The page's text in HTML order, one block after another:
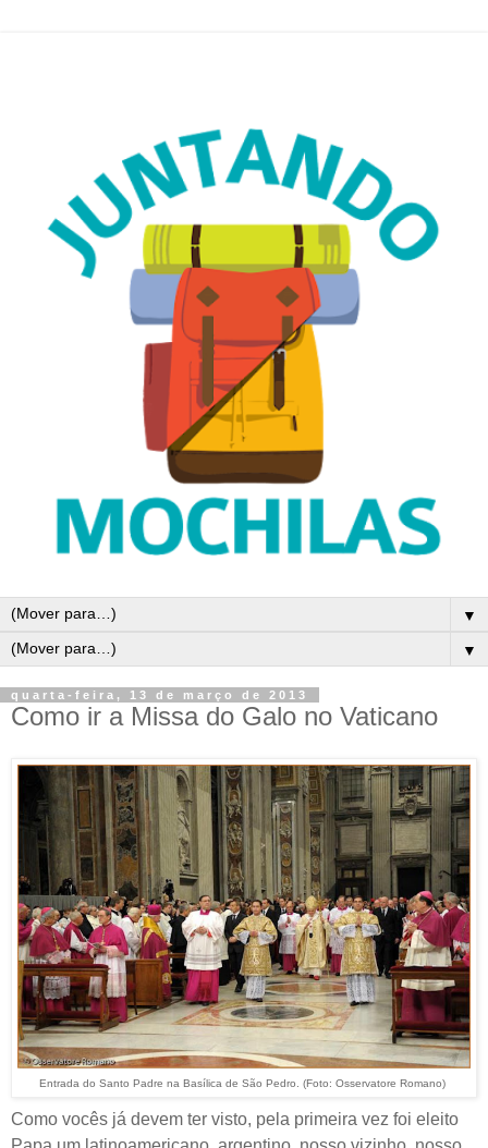
▼
▼
quarta-feira, 13 de março de 2013
Como ir a Missa do Galo no Vaticano
Entrada do Santo Padre na Basílica de São Pedro. (Foto: Osservatore Romano)
Como vocês já devem ter visto, pela primeira vez foi eleito